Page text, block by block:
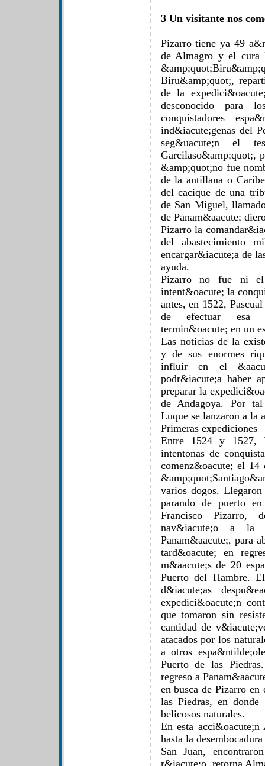
3 Un visitante nos
Pizarro tiene ya 49
de Almagro y el cura
Biru&amp;quot;,
de la
desconocido para
conquistadores
ind&iacute;genas del
seg&uacute;n el
Garcilaso&amp;quot;,
&amp;quot;no fue
de la antillana o
del cacique de una
de San Miguel,
de Panam&aacute;
Pizarro la
del abastecimiento
encargar&iacute;a de
ayuda.
Pizarro no fue ni
intent&oacute; la
antes, en 1522,
de efectuar esa
termin&oacute; en un
Las noticias de la
y de sus enormes
influir en el
podr&iacute;a haber
preparar la
de Andagoya. Por
Luque se lanzaron a la
Primeras expediciones
Entre 1524 y 1527,
intentonas de
comenz&oacute; el
varios dogos.
parando de puerto
Francisco Pizarro,
nav&iacute;o a
Panam&aacute;, para
tard&oacute; en
m&aacute;s de 20
Puerto del Hambre.
d&iacute;as
expedici&oacute;n
que tomaron sin
cantidad de
atacados por los
a otros
Puerto de las
regreso a
en busca de Pizarro
las Piedras, en donde
belicosos naturales.
En esta
hasta la
San Juan,
r&iacute;o, retorna